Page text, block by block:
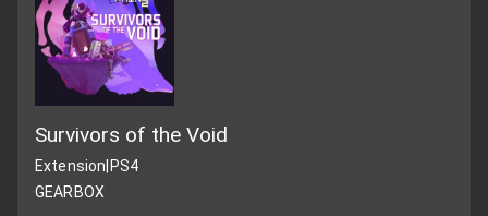
Survivors of the Void
Extension|PS4
GEARBOX